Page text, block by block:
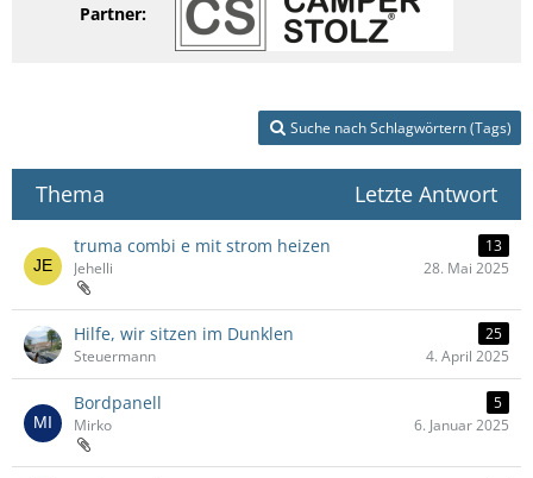
Partner:
Suche nach Schlagwörtern (Tags)
Thema Letzte Antwort
truma combi e mit strom heizen
13
Jehelli
28. Mai 2025
Hilfe, wir sitzen im Dunklen
25
Steuermann
4. April 2025
Bordpanell
5
Mirko
6. Januar 2025